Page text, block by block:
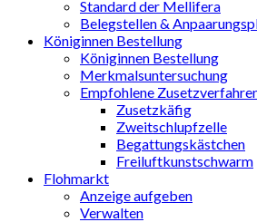
Standard der Mellifera
Belegstellen &
Königinnen Bestellung
Königinnen Bestellung
Merkmalsuntersuchung
Empfohlene
Zusetzkäfig
Zweitschlupfzelle
Begattungskästchen
Freiluftkunstschwarm
Flohmarkt
Anzeige aufgeben
Verwalten